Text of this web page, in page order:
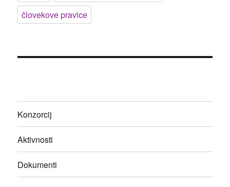
človekove pravice
Konzorcij
Aktivnosti
Dokumenti